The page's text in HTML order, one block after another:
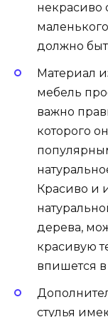
некрасиво
должно
Материал
мебель
важно
которого
Красиво и
дерева,
красивую
впишется
стулья